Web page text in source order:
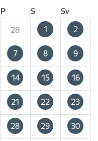
P S
Sv
28 1 2
7 8 9
14 15 16
21 22 23
28 29 30